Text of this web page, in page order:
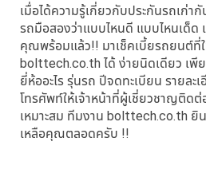
เมื่อได้ความรู้เกี่ยวกับประกันรถเก่า
รถมือสองว่าแบบไหนดี แบบไหนเด็ด
คุณพร้อมแล้ว!! มาเช็คเบี้ยรถยนต์ที่
bolttech.co.th ได้ ง่ายนิดเดียว เพี
ยี่ห้ออะไร รุ่นรถ ปีจดทะเบียน รายละ
โทรศัพท์ให้เจ้าหน้าที่ผู้เชี่ยวชาญติด
เหมาะสม ทีมงาน bolttech.co.th ยิ
เหลือคุณตลอดครับ !!